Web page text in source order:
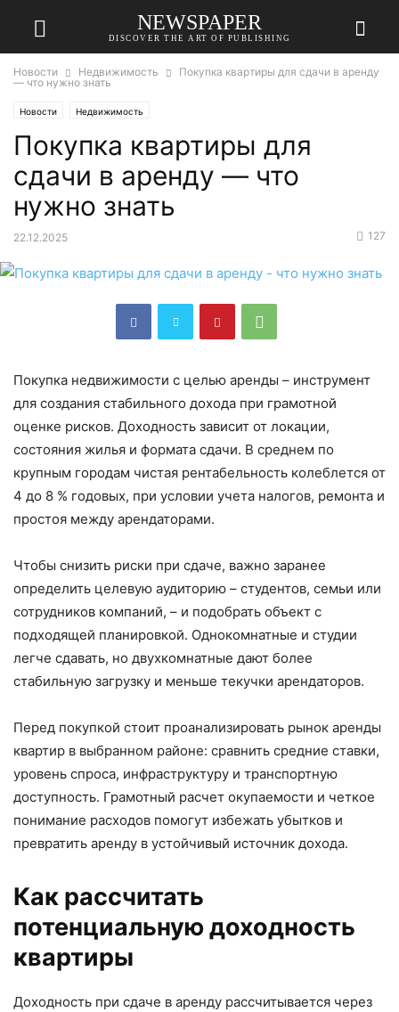
NEWSPAPER
DISCOVER THE ART OF PUBLISHING
Новости Недвижимость
Покупка квартиры для сдачи в аренду
— что нужно знать
Новости Недвижимость
Покупка квартиры для
сдачи в аренду — что
нужно знать
22.12.2025 127
Покупка недвижимости с целью аренды – инструмент
для создания стабильного дохода при грамотной
оценке рисков. Доходность зависит от локации,
состояния жилья и формата сдачи. В среднем по
крупным городам чистая рентабельность колеблется от
4 до 8 % годовых, при условии учета налогов, ремонта и
простоя между арендаторами.
Чтобы снизить риски при сдаче, важно заранее
определить целевую аудиторию – студентов, семьи или
сотрудников компаний, – и подобрать объект с
подходящей планировкой. Однокомнатные и студии
легче сдавать, но двухкомнатные дают более
стабильную загрузку и меньше текучки арендаторов.
Перед покупкой стоит проанализировать рынок аренды
квартир в выбранном районе: сравнить средние ставки,
уровень спроса, инфраструктуру и транспортную
доступность. Грамотный расчет окупаемости и четкое
понимание расходов помогут избежать убытков и
превратить аренду в устойчивый источник дохода.
Как рассчитать
потенциальную доходность
квартиры
Доходность при сдаче в аренду рассчитывается через